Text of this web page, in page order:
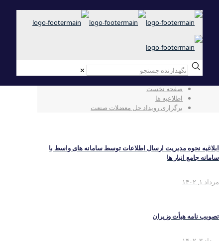
✕
برگزاری رویداد حل معضلات صنعت
صفحه نخست
اطلاعیه ها
برگزاری رویداد حل معضلات صنعت
ابلاغیه نحوه مدیریت ارسال اطلاعات توسط سامانه های واسط با
سامانه جامع انبار ها
مرداد ۱, ۱۴۰۲
تصویب نامه هیأت وزیران